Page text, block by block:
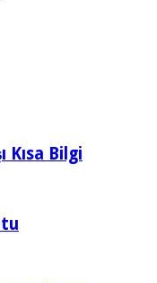
Kısa Bilgi